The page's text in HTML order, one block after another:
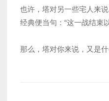
也许，塔对另一些宅人来
经典便当句：“这一战结束
那么，塔对你来说，又是